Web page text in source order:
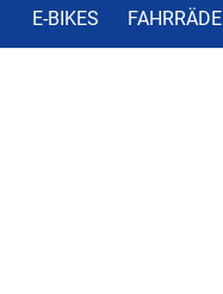
E-BIKES